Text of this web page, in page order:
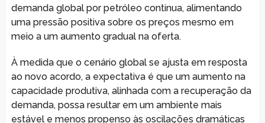
demanda global por petróleo continua, alimentando
uma pressão positiva sobre os preços mesmo em
meio a um aumento gradual na oferta.
À medida que o cenário global se ajusta em resposta
ao novo acordo, a expectativa é que um aumento na
capacidade produtiva, alinhada com a recuperação da
demanda, possa resultar em um ambiente mais
estável e menos propenso às oscilações dramáticas